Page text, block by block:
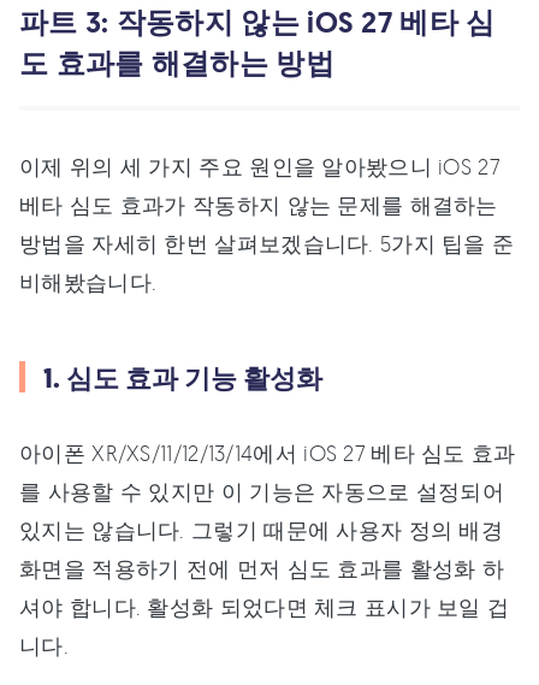
파트 3: 작동하지 않는 iOS 27 베타 심
도 효과를 해결하는 방법
이제 위의 세 가지 주요 원인을 알아봤으니 iOS 27
베타 심도 효과가 작동하지 않는 문제를 해결하는
방법을 자세히 한번 살펴보겠습니다. 5가지 팁을 준
비해봤습니다.
1. 심도 효과 기능 활성화
아이폰 XR/XS/11/12/13/14에서 iOS 27 베타 심도 효과
를 사용할 수 있지만 이 기능은 자동으로 설정되어
있지는 않습니다. 그렇기 때문에 사용자 정의 배경
화면을 적용하기 전에 먼저 심도 효과를 활성화 하
셔야 합니다. 활성화 되었다면 체크 표시가 보일 겁
니다.